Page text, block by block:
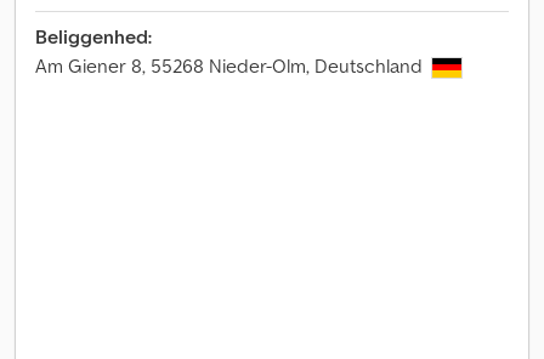
Beliggenhed:
Am Giener 8, 55268 Nieder-Olm, Deutschland